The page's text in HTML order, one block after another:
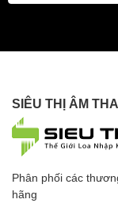
SIÊU THỊ ÂM
Phân phối các
hãng